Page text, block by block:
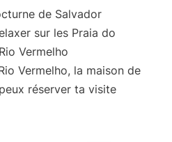
de Salvador
sur les Praia do
Vermelho
Vermelho, la maison de
réserver ta visite